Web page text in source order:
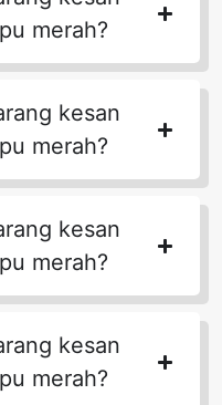
merah?
kesan
merah?
kesan
merah?
kesan
merah?